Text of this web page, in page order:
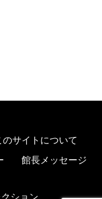
のサイトについて
館長メッセージ
ション